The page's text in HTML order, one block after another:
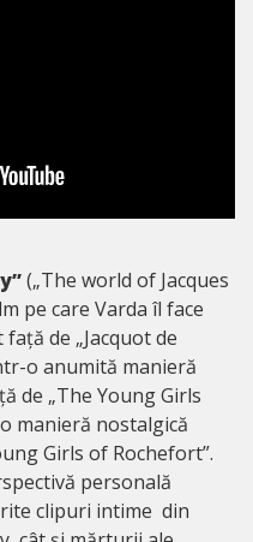
(„The world of Jacques
pe care Varda îl face
de „Jacquot de
o anumită manieră
de „The Young Girls
manieră nostalgică
Girls of Rochefort”.
personală
clipuri intime din